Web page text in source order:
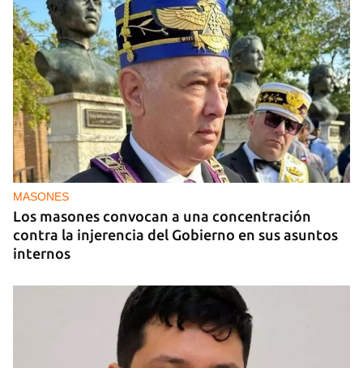
MIAMI
La hija de un diplomático castrista expulsado de
EE UU en 2003 está bajo custodia del ICE
MASONES
Los masones convocan a una concentración
contra la injerencia del Gobierno en sus asuntos
internos